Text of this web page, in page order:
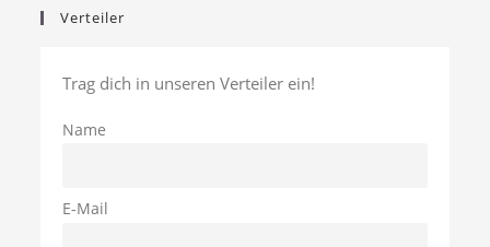
Verteiler
Trag dich in unseren Verteiler ein!
Name
E-Mail